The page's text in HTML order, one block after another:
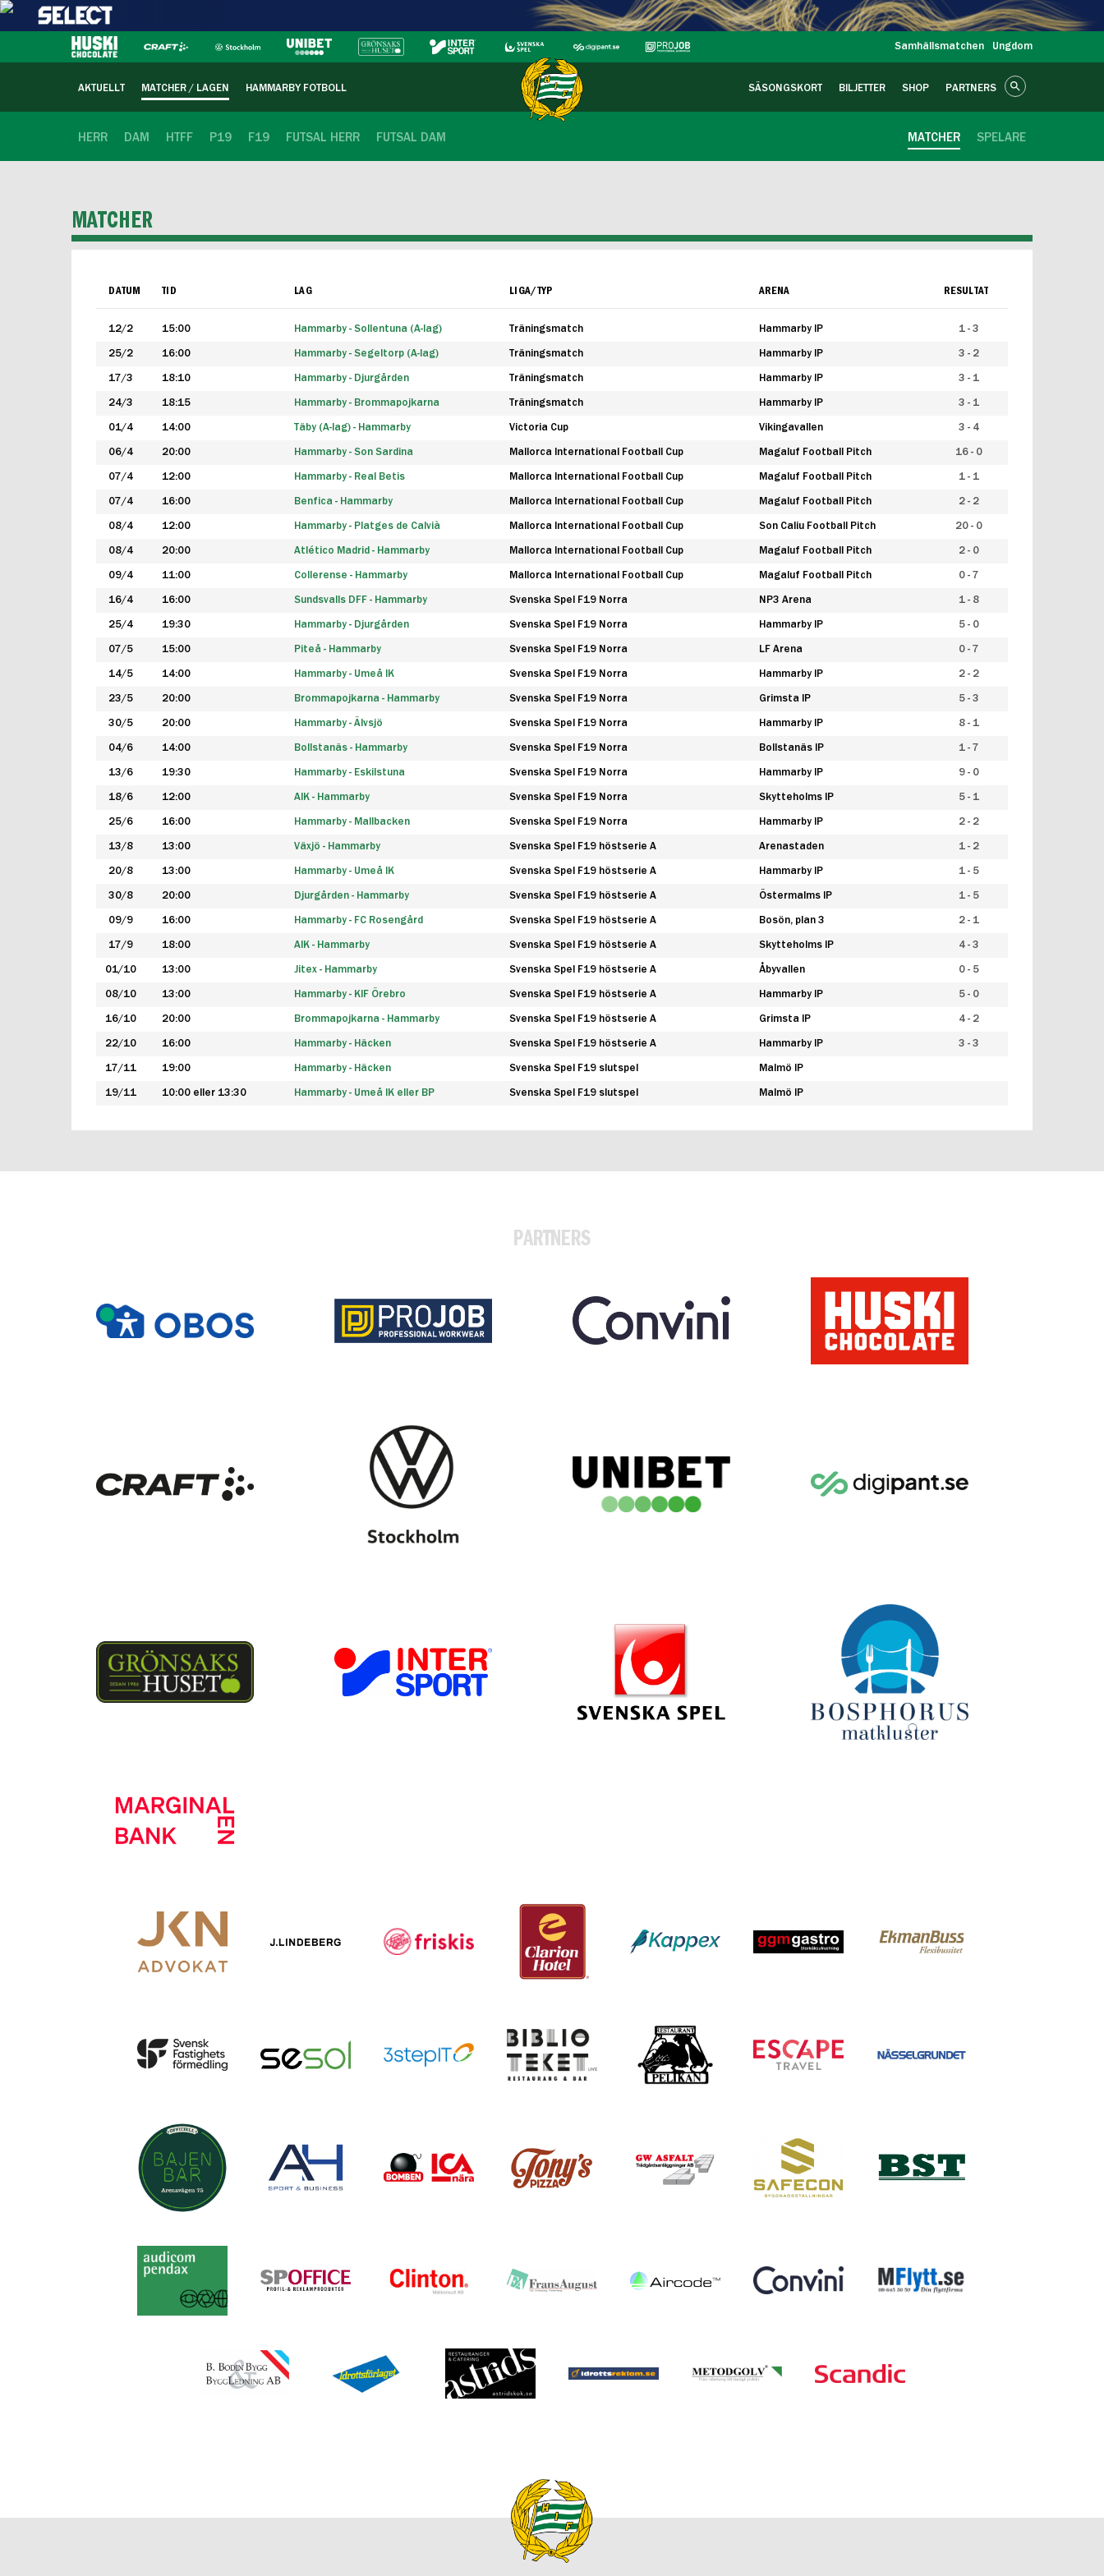
Samhällsmatchen Ungdom
AKTUELLT MATCHER / LAGEN HAMMARBY FOTBOLL SÄSONGSKORT BILJETTER SHOP PARTNERS
HERR DAM HTFF P19 F19 FUTSAL HERR FUTSAL DAM SPELARE
MATCHER
MATCHER
DATUM TID LAG LIGA/TYP ARENA RESULTAT
12/2 15:00 Hammarby - Sollentuna (A-lag) Träningsmatch Hammarby IP 1 - 3
25/2 16:00 Hammarby - Segeltorp (A-lag) Träningsmatch Hammarby IP 3 - 2
17/3 18:10 Hammarby - Djurgården Träningsmatch Hammarby IP 3 - 1
24/3 18:15 Hammarby - Brommapojkarna Träningsmatch Hammarby IP 3 - 1
01/4 14:00 Täby (A-lag) - Hammarby Victoria Cup Vikingavallen 3 - 4
06/4 20:00 Hammarby - Son Sardina Mallorca International Football Cup Magaluf Football Pitch 16 - 0
07/4 12:00 Hammarby - Real Betis Mallorca International Football Cup Magaluf Football Pitch 1 - 1
07/4 16:00 Benfica - Hammarby Mallorca International Football Cup Magaluf Football Pitch 2 - 2
08/4 12:00 Hammarby - Platges de Calvià Mallorca International Football Cup Son Caliu Football Pitch 20 - 0
08/4 20:00 Atlético Madrid - Hammarby Mallorca International Football Cup Magaluf Football Pitch 2 - 0
09/4 11:00 Collerense - Hammarby Mallorca International Football Cup Magaluf Football Pitch 0 - 7
16/4 16:00 Sundsvalls DFF - Hammarby Svenska Spel F19 Norra NP3 Arena 1 - 8
25/4 19:30 Hammarby - Djurgården Svenska Spel F19 Norra Hammarby IP 5 - 0
07/5 15:00 Piteå - Hammarby Svenska Spel F19 Norra LF Arena 0 - 7
14/5 14:00 Hammarby - Umeå IK Svenska Spel F19 Norra Hammarby IP 2 - 2
23/5 20:00 Brommapojkarna - Hammarby Svenska Spel F19 Norra Grimsta IP 5 - 3
30/5 20:00 Hammarby - Älvsjö Svenska Spel F19 Norra Hammarby IP 8 - 1
04/6 14:00 Bollstanäs - Hammarby Svenska Spel F19 Norra Bollstanäs IP 1 - 7
13/6 19:30 Hammarby - Eskilstuna Svenska Spel F19 Norra Hammarby IP 9 - 0
18/6 12:00 AIK - Hammarby Svenska Spel F19 Norra Skytteholms IP 5 - 1
25/6 16:00 Hammarby - Mallbacken Svenska Spel F19 Norra Hammarby IP 2 - 2
13/8 13:00 Växjö - Hammarby Svenska Spel F19 höstserie A Arenastaden 1 - 2
20/8 13:00 Hammarby - Umeå IK Svenska Spel F19 höstserie A Hammarby IP 1 - 5
30/8 20:00 Djurgården - Hammarby Svenska Spel F19 höstserie A Östermalms IP 1 - 5
09/9 16:00 Hammarby - FC Rosengård Svenska Spel F19 höstserie A Bosön, plan 3 2 - 1
17/9 18:00 AIK - Hammarby Svenska Spel F19 höstserie A Skytteholms IP 4 - 3
01/10 13:00 Jitex - Hammarby Svenska Spel F19 höstserie A Åbyvallen 0 - 5
08/10 13:00 Hammarby - KIF Örebro Svenska Spel F19 höstserie A Hammarby IP 5 - 0
16/10 20:00 Brommapojkarna - Hammarby Svenska Spel F19 höstserie A Grimsta IP 4 - 2
22/10 16:00 Hammarby - Häcken Svenska Spel F19 höstserie A Hammarby IP 3 - 3
17/11 19:00 Hammarby - Häcken Svenska Spel F19 slutspel Malmö IP
19/11 10:00 eller 13:30 Hammarby - Umeå IK eller BP Svenska Spel F19 slutspel Malmö IP
PARTNERS